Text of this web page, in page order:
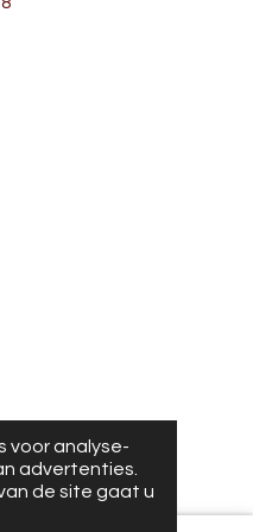
voor analyse-
advertenties.
de site gaat u